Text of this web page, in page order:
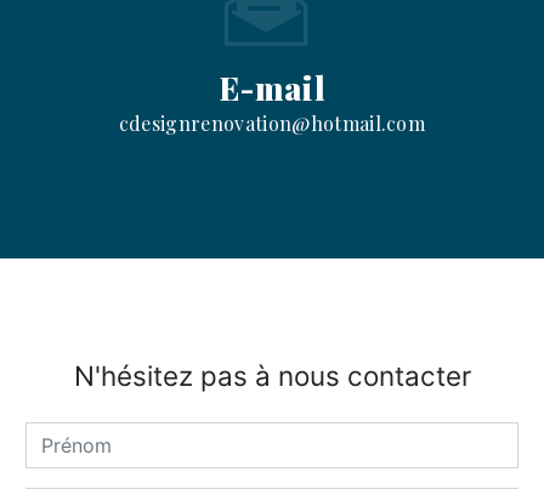
E-mail
cdesignrenovation@hotmail.com
N'hésitez pas à nous contacter